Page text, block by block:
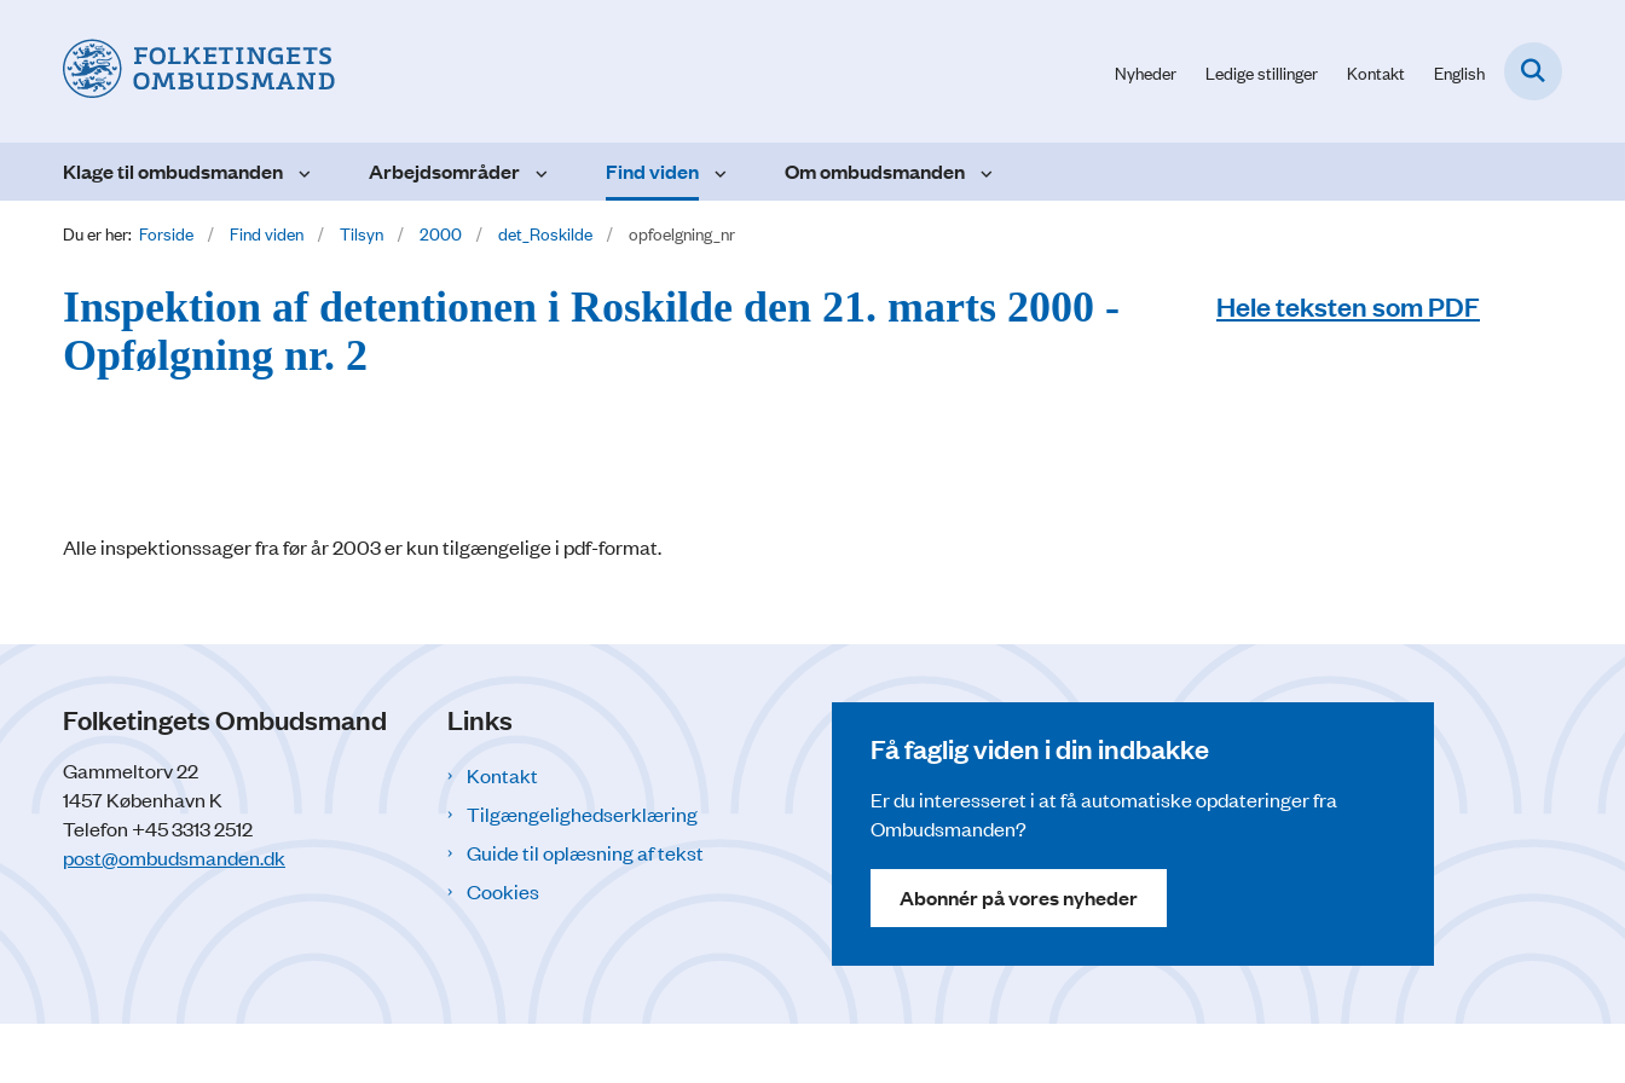
Nyheder Ledige stillinger Kontakt English
Klage til ombudsmanden Arbejdsområder Find viden Om ombudsmanden
Du er her: Forside Find viden Tilsyn 2000 det_Roskilde opfoelgning_nr
Inspektion af detentionen i Roskilde den 21. marts 2000 -
Opfølgning nr. 2
Alle inspektionssager fra før år 2003 er kun tilgængelige i pdf-format.
Hele teksten som PDF
Folketingets Ombudsmand
Gammeltorv 22
1457 København K
Telefon +45 3313 2512
post@ombudsmanden.dk
Links
Kontakt
Tilgængelighedserklæring
Guide til oplæsning af tekst
Cookies
Få faglig viden i din indbakke
Er du interesseret i at få automatiske opdateringer fra
Ombudsmanden?
Abonnér på vores nyheder